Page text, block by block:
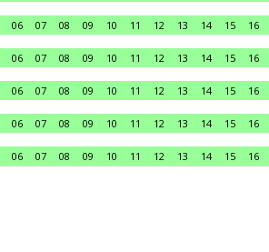
06 07 08 09 10 11 12 13 14 15 16
06 07 08 09 10 11 12 13 14 15 16
06 07 08 09 10 11 12 13 14 15 16
06 07 08 09 10 11 12 13 14 15 16
06 07 08 09 10 11 12 13 14 15 16